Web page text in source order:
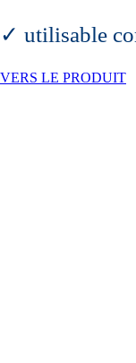
✓ utilisable
VERS LE PRODUIT